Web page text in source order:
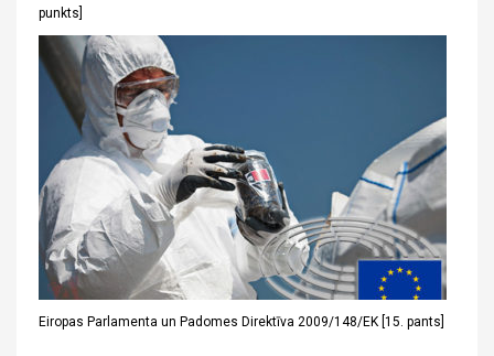
punkts]
Eiropas Parlamenta un Padomes Direktīva 2009/148/EK [15. pants]